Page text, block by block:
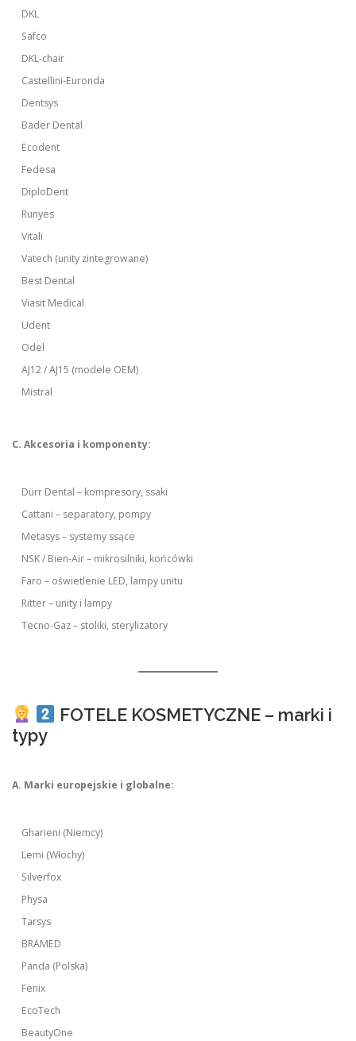
DKL
Safco
DKL-chair
Castellini-Euronda
Dentsys
Bader Dental
Ecodent
Fedesa
DiploDent
Runyes
Vitali
Vatech (unity zintegrowane)
Best Dental
Viasit Medical
Udent
Odel
AJ12 / AJ15 (modele OEM)
Mistral
C. Akcesoria i komponenty:
Dürr Dental – kompresory, ssaki
Cattani – separatory, pompy
Metasys – systemy ssące
NSK / Bien-Air – mikrosilniki, końcówki
Faro – oświetlenie LED, lampy unitu
Ritter – unity i lampy
Tecno-Gaz – stoliki, sterylizatory
FOTELE KOSMETYCZNE – marki i
typy
A. Marki europejskie i globalne:
Gharieni (Niemcy)
Lemi (Włochy)
Silverfox
Physa
Tarsys
BRAMED
Panda (Polska)
Fenix
EcoTech
BeautyOne